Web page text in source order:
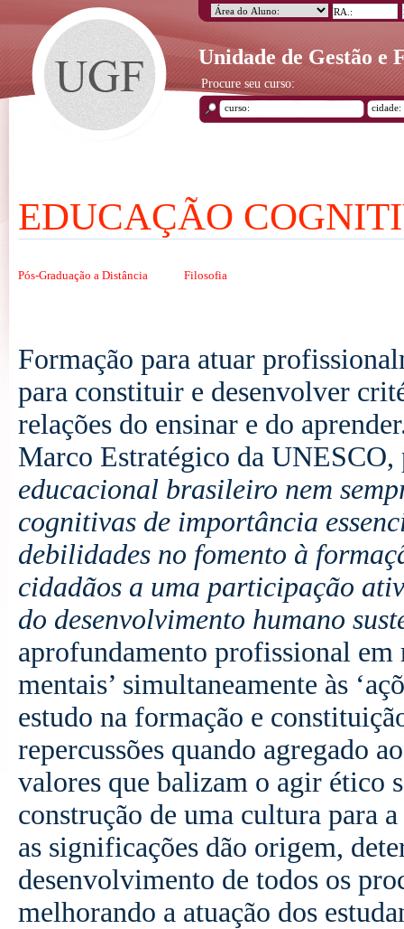
Unidade de Gestão e
Procure seu curso:
EDUCAÇÃO
Pós-Graduação a Distância Filosofia
Formação para atuar
para constituir e desenvolver
relações do ensinar e do
Marco Estratégico da
educacional brasileiro nem
cognitivas de importância
debilidades no fomento à
cidadãos a uma participação
do desenvolvimento humano
aprofundamento profissional em
mentais’ simultaneamente às
estudo na formação e
repercussões quando agregado
valores que balizam o agir ético
construção de uma cultura para
as significações dão origem,
desenvolvimento de todos os
melhorando a atuação dos